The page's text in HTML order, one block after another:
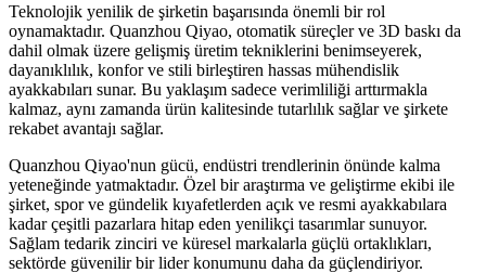
Teknolojik yenilik de şirketin başarısında önemli bir rol
oynamaktadır. Quanzhou Qiyao, otomatik süreçler ve 3D baskı da
dahil olmak üzere gelişmiş üretim tekniklerini benimseyerek,
dayanıklılık, konfor ve stili birleştiren hassas mühendislik
ayakkabıları sunar. Bu yaklaşım sadece verimliliği arttırmakla
kalmaz, aynı zamanda ürün kalitesinde tutarlılık sağlar ve şirkete
rekabet avantajı sağlar.
Quanzhou Qiyao'nun gücü, endüstri trendlerinin önünde kalma
yeteneğinde yatmaktadır. Özel bir araştırma ve geliştirme ekibi ile
şirket, spor ve gündelik kıyafetlerden açık ve resmi ayakkabılara
kadar çeşitli pazarlara hitap eden yenilikçi tasarımlar sunuyor.
Sağlam tedarik zinciri ve küresel markalarla güçlü ortaklıkları,
sektörde güvenilir bir lider konumunu daha da güçlendiriyor.